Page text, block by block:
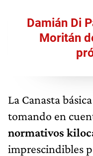
Damián Di
Moritán
La Canasta
tomando en
normativos
imprescindibles